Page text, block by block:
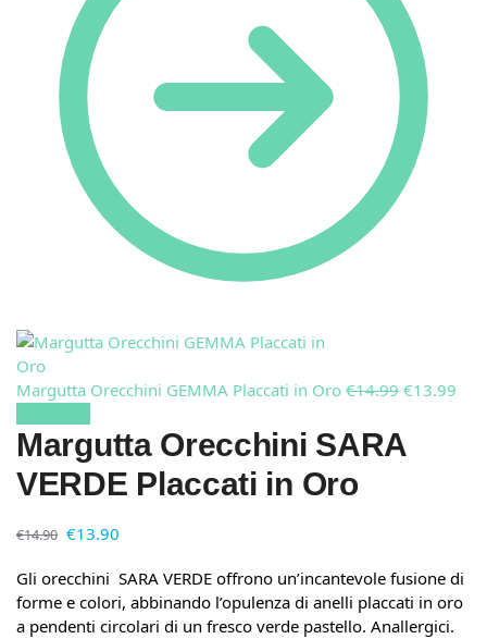
Margutta Orecchini GEMMA Placcati in Oro €14.99 €13.99
Margutta Orecchini SARA
VERDE Placcati in Oro
€14.90 €13.90
Gli orecchini SARA VERDE offrono un’incantevole fusione di
forme e colori, abbinando l’opulenza di anelli placcati in oro
a pendenti circolari di un fresco verde pastello. Anallergici.